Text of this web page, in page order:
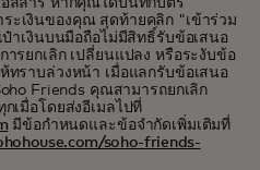
ลลาร์ หากคุณได้บันทึกบัตร
ะเงินของคุณ สุดท้ายคลิก "เข้าร่วม
าเงินบนมือถือไม่มีสิทธิ์รับข้อเสนอ
รยกเลิก เปลี่ยนแปลง หรือระงับข้อ
ทราบล่วงหน้า เมื่อแลกรับข้อเสนอ
Friends คุณสามารถยกเลิก
เมื่อโดยส่งอีเมลไปที่
มีข้อกำหนดและข้อจำกัดเพิ่มเติมที่
soho-friends-